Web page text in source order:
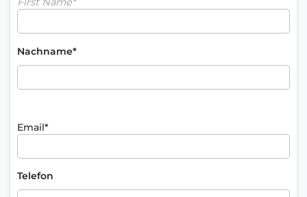
Nachname*
Email*
Telefon